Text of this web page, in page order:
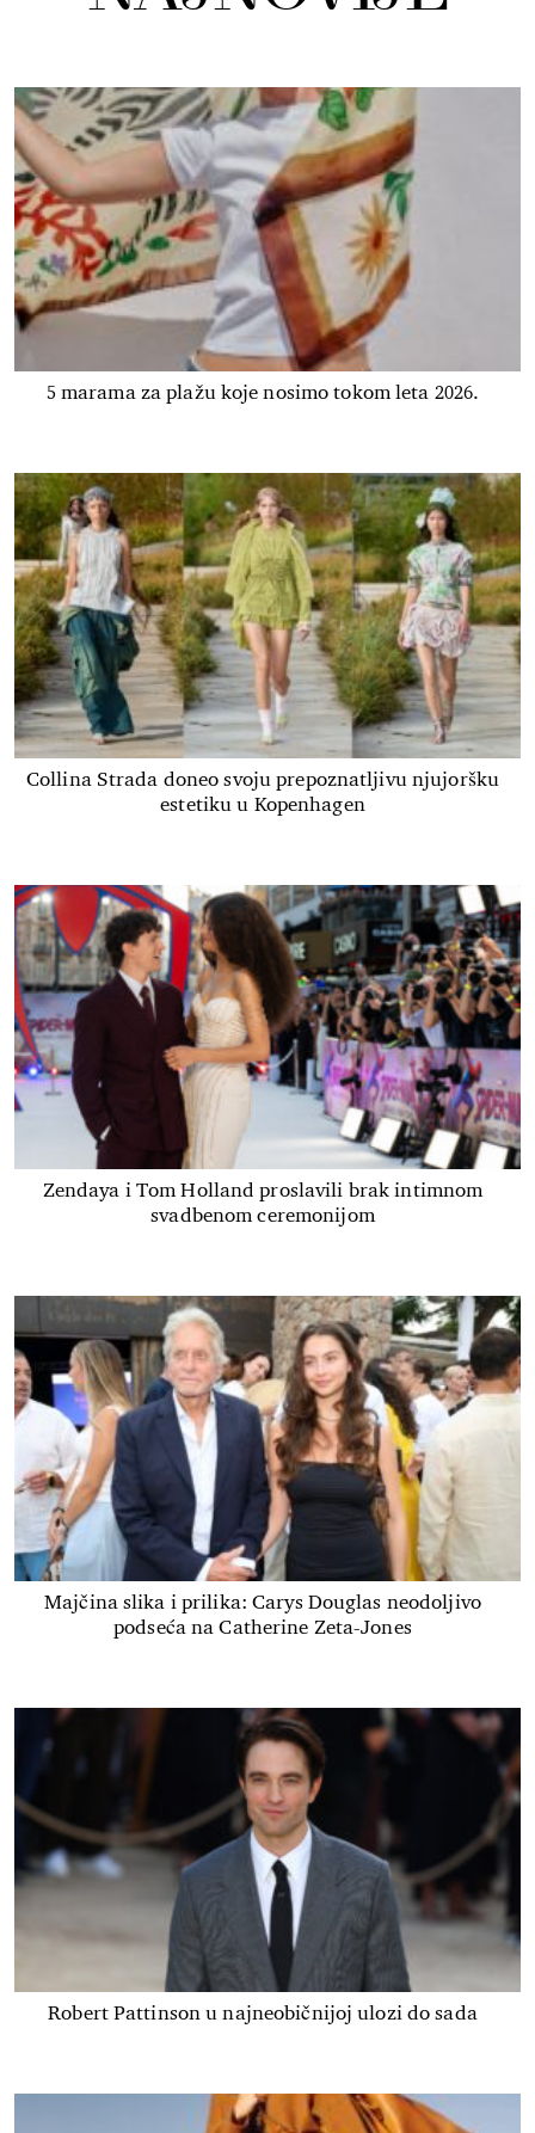
5 marama za plažu koje nosimo tokom leta 2026.
Collina Strada doneo svoju prepoznatljivu njujoršku
estetiku u Kopenhagen
Zendaya i Tom Holland proslavili brak intimnom
svadbenom ceremonijom
Majčina slika i prilika: Carys Douglas neodoljivo
podseća na Catherine Zeta-Jones
Robert Pattinson u najneobičnijoj ulozi do sada